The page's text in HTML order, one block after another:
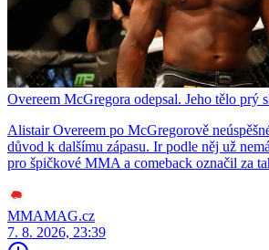
Overeem McGregora odepsal. Jeho tělo prý
Alistair Overeem po McGregorově
důvod k dalšímu zápasu. Ir podle něj už
pro špičkové MMA a comeback označil za
MMAMAG.cz
7. 8. 2026, 23:39